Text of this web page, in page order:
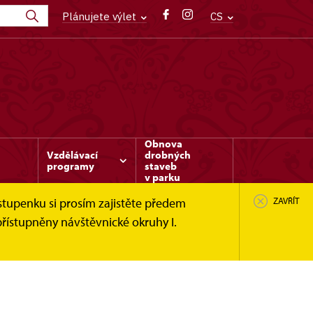
Plánujete výlet CS
Vzdělávací
programy
Obnova
drobných
staveb
v parku
si prosím zajistěte předem
návštěvnické okruhy I.
ZAVŘÍT